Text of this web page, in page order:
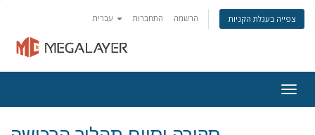
התחברות הרשמה צפייה בעגלת הקניות